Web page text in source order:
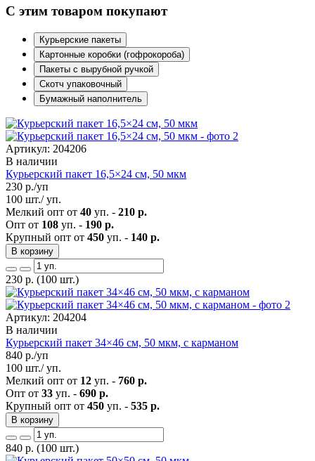
С этим товаром покупают
Курьерские пакеты
Картонные коробки (гофрокороба)
Пакеты с вырубной ручкой
Скотч упаковочный
Бумажный наполнитель
Артикул: 204206
В наличии
Курьерский пакет 16,5×24 см, 50 мкм
230 р./уп
100 шт./ уп.
Мелкий опт от 40 уп. - 210 р.
Опт от 108 уп. - 190 р.
Крупный опт от 450 уп. - 140 р.
В корзину
230 р. (100 шт.)
Артикул: 204204
В наличии
Курьерский пакет 34×46 см, 50 мкм, с карманом
840 р./уп
100 шт./ уп.
Мелкий опт от 12 уп. - 760 р.
Опт от 33 уп. - 690 р.
Крупный опт от 450 уп. - 535 р.
В корзину
840 р. (100 шт.)